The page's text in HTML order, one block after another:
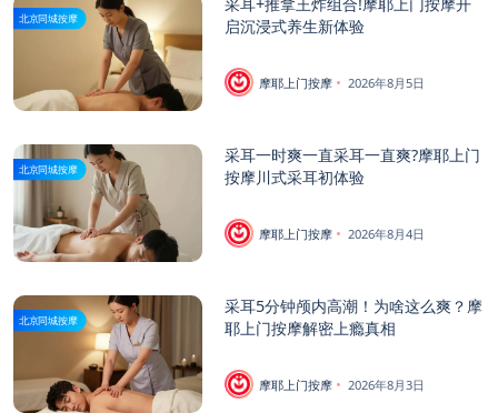
北京同城按摩
启沉浸式养生新体验
摩耶上门按摩 2026年8月5日
北京同城按摩
采耳一时爽一直采耳一直爽?摩耶上门
按摩川式采耳初体验
摩耶上门按摩 2026年8月4日
北京同城按摩
采耳5分钟颅内高潮！为啥这么爽？摩
耶上门按摩解密上瘾真相
摩耶上门按摩 2026年8月3日